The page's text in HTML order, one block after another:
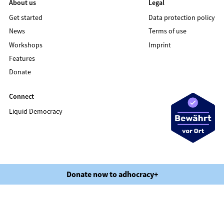
About us
Get started
News
Workshops
Features
Donate
Legal
Data protection policy
Terms of use
Imprint
Connect
Liquid Democracy
©2020 LIQUID DEMOCRACY
Data protection policy
Terms of use Imprint
Donate now to adhocracy+